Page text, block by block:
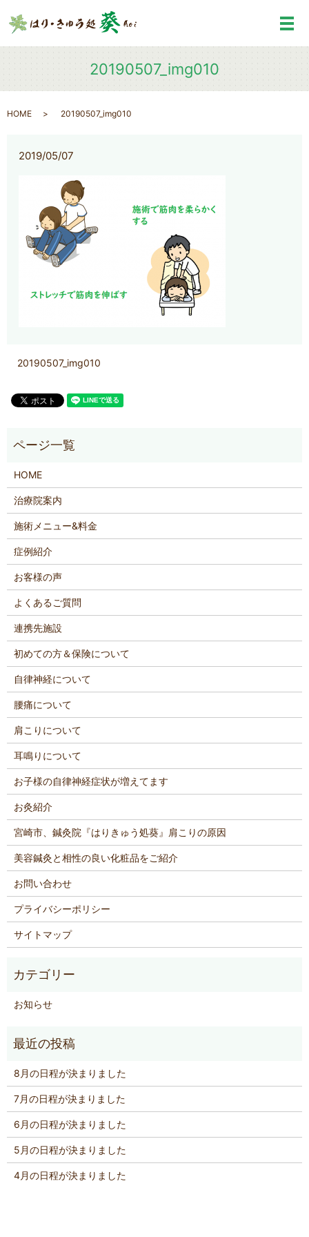
メ
20190507_img010
HOME 20190507_img010
2019/05/07
20190507_img010
HOME
治療院案内
施術メニュー&料金
症例紹介
お客様の声
よくあるご質問
連携先施設
初めての方＆保険について
自律神経について
腰痛について
肩こりについて
耳鳴りについて
お子様の自律神経症状が増えてます
お灸紹介
宮崎市、鍼灸院『はりきゅう処葵』肩こりの原因
美容鍼灸と相性の良い化粧品をご紹介
お問い合わせ
プライバシーポリシー
サイトマップ
お知らせ
8月の日程が決まりました
7月の日程が決まりました
6月の日程が決まりました
5月の日程が決まりました
4月の日程が決まりました